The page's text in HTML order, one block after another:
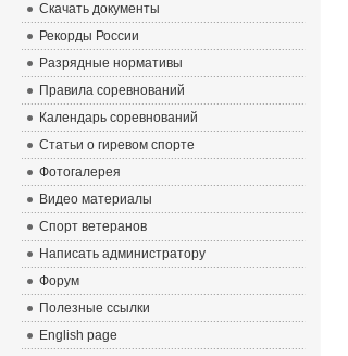
Скачать документы
Рекорды России
Разрядные нормативы
Правила соревнований
Календарь соревнований
Статьи о гиревом спорте
Фотогалерея
Видео материалы
Спорт ветеранов
Написать администратору
Форум
Полезные ссылки
English page